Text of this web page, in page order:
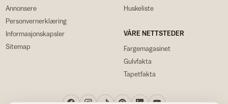
Annonsere
Personvernerklæring
Informasjonskapsler
Sitemap
Huskeliste
VÅRE NETTSTEDER
Fargemagasinet
Gulvfakta
Tapetfakta